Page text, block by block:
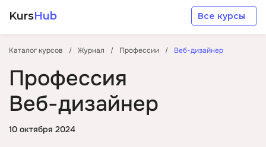
KursHub Все курсы
Каталог курсов Журнал Профессии Веб-дизайнер
Профессия
Веб-дизайнер
10 октября 2024
Разработка